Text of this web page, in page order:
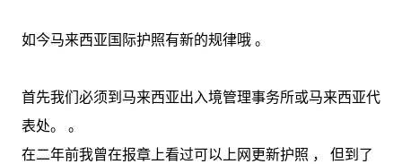
如今马来西亚国际护照有新的规律哦 。
首先我们必须到马来西亚出入境管理事务所或马来西亚代
表处。 。
在二年前我曾在报章上看过可以上网更新护照 ， 但到了